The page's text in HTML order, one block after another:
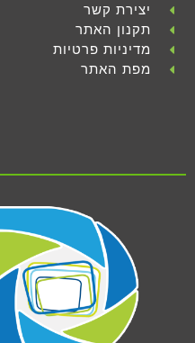
יצירת קשר
תקנון האתר
מדיניות פרטיות
מפת האתר